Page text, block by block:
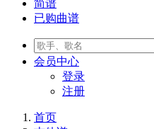
简谱
已购曲谱
会员中心
登录
注册
首页